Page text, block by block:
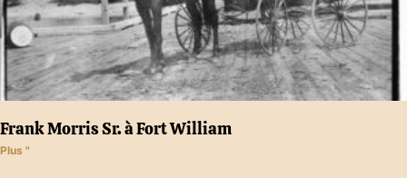
Frank Morris Sr. à Fort William
Plus "